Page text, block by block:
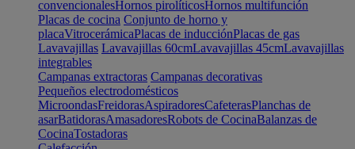
convencionalesHornos pirolíticosHornos multifunción
Placas de cocina Conjunto de horno y
placaVitrocerámicaPlacas de inducciónPlacas de gas
Lavavajillas Lavavajillas 60cmLavavajillas 45cmLavavajillas
integrables
Campanas extractoras Campanas decorativas
Pequeños electrodomésticos
MicroondasFreidorasAspiradoresCafeterasPlanchas de
asarBatidorasAmasadoresRobots de CocinaBalanzas de
CocinaTostadoras